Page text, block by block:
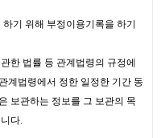
기 위해 부정이용기록을 하기
한 법률 등 관계법령의 규정에
계법령에서 정한 일정한 기간 동
보관하는 정보를 그 보관의 목
다.